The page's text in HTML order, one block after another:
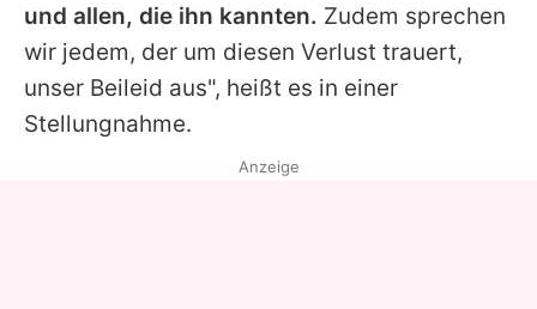
und allen, die ihn kannten. Zudem sprechen
wir jedem, der um diesen Verlust trauert,
unser Beileid aus", heißt es in einer
Stellungnahme.
Anzeige